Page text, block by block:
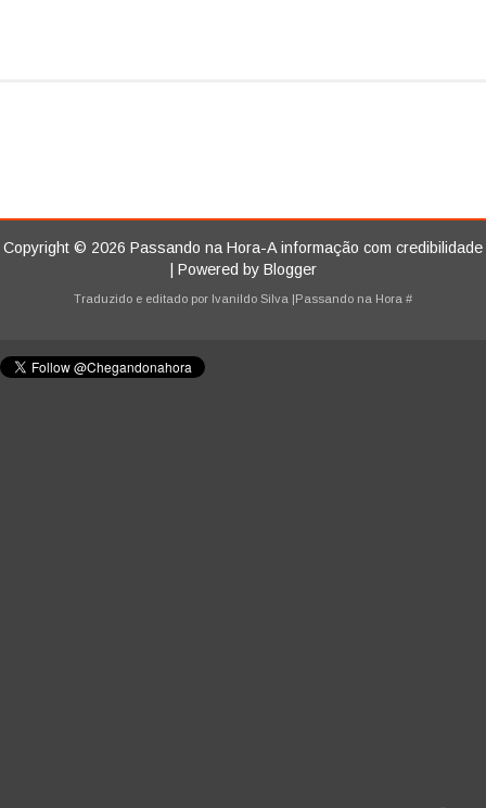
Copyright © 2026 Passando na Hora-A informação com credibilidade
| Powered by Blogger
Traduzido e editado por Ivanildo Silva |Passando na Hora #